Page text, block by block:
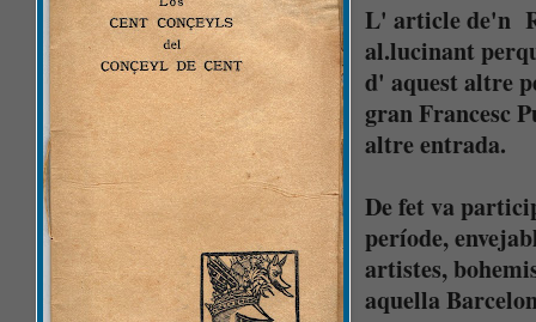
L' article de'n
al.lucinant
d' aquest altre
gran Francesc
altre entrada.
De fet va
període,
artistes,
aquella